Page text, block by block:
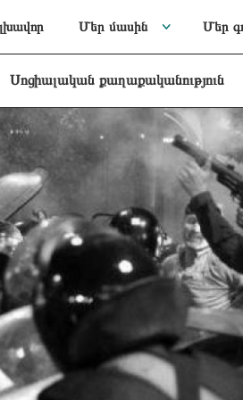
Մեր մասին Մեր
Սոցիալական քաղաքականություն